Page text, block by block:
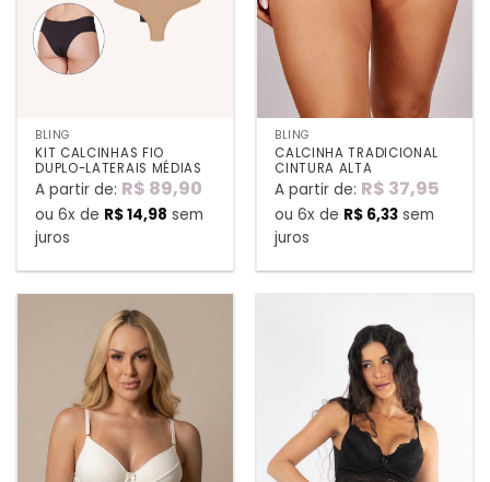
BLING
KIT CALCINHAS FIO
DUPLO-LATERAIS MÉDIAS
A partir de: R$ 89,90
ou 6x de R$14,98 sem
juros
BLING
CALCINHA TRADICIONAL
CINTURA ALTA
A partir de: R$ 37,95
ou 6x de R$ 6,33 sem
juros